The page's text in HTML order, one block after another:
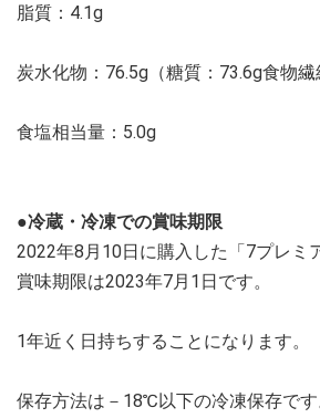
脂質：4.1g
炭水化物：76.5g（糖質：73.6g食物繊
食塩相当量：5.0g
●冷蔵・冷凍での賞味期限
2022年8月10日に購入した「7プレミ
賞味期限は2023年7月1日です。
1年近く日持ちすることになります。
保存方法は－18℃以下の冷凍保存です